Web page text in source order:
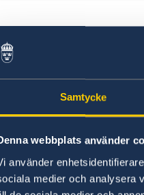
Samtycke
webbplats använder
använder
medier och analysera
Tel Aviv